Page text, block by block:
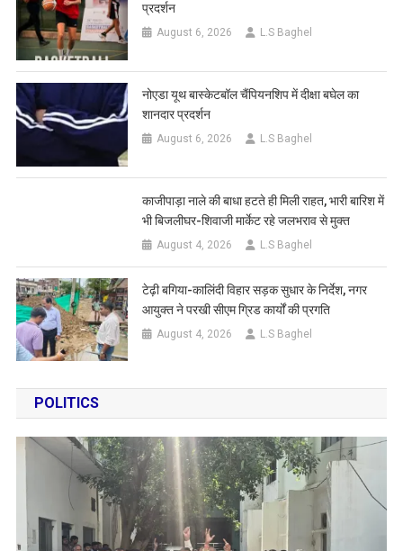
प्रदर्शन
August 6, 2026 L.S Baghel
नोएडा यूथ बास्केटबॉल चैंपियनशिप में दीक्षा बघेल का
शानदार प्रदर्शन
August 6, 2026 L.S Baghel
काजीपाड़ा नाले की बाधा हटते ही मिली राहत, भारी बारिश में
भी बिजलीघर-शिवाजी मार्केट रहे जलभराव से मुक्त
August 4, 2026 L.S Baghel
टेढ़ी बगिया-कालिंदी विहार सड़क सुधार के निर्देश, नगर
आयुक्त ने परखी सीएम ग्रिड कार्यों की प्रगति
August 4, 2026 L.S Baghel
POLITICS